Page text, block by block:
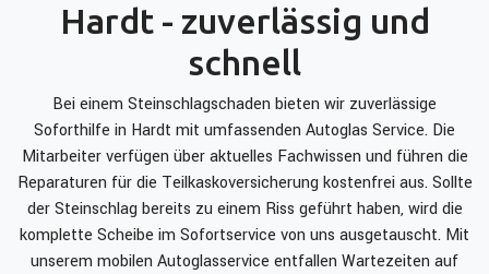
Hardt - zuverlässig und
schnell
Bei einem Steinschlagschaden bieten wir zuverlässige
Soforthilfe in Hardt mit umfassenden Autoglas Service. Die
Mitarbeiter verfügen über aktuelles Fachwissen und führen die
Reparaturen für die Teilkaskoversicherung kostenfrei aus. Sollte
der Steinschlag bereits zu einem Riss geführt haben, wird die
komplette Scheibe im Sofortservice von uns ausgetauscht. Mit
unserem mobilen Autoglasservice entfallen Wartezeiten auf